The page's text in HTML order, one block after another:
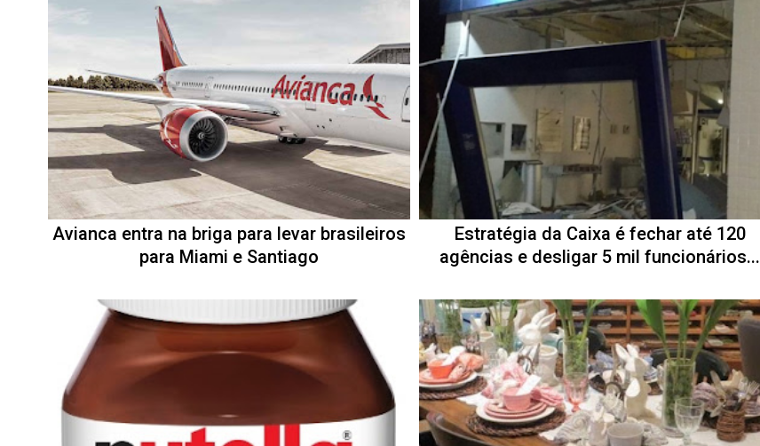
Avianca entra na briga para levar brasileiros
para Miami e Santiago
Estratégia da Caixa é fechar até 120
agências e desligar 5 mil funcionários...